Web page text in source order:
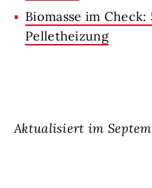
Biomasse im
Pelletheizung
Aktualisiert im